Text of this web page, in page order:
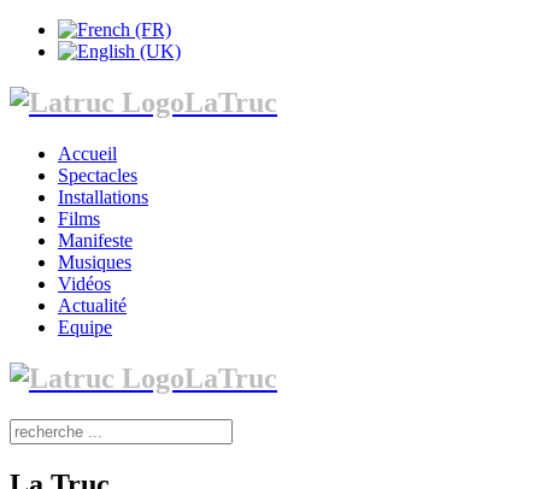
LaTruc
Accueil
Spectacles
Installations
Films
Manifeste
Musiques
Vidéos
Actualité
Equipe
LaTruc